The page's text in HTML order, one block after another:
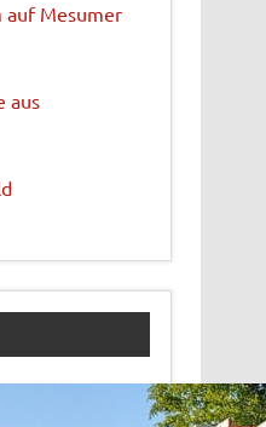
auf Mesumer
aus